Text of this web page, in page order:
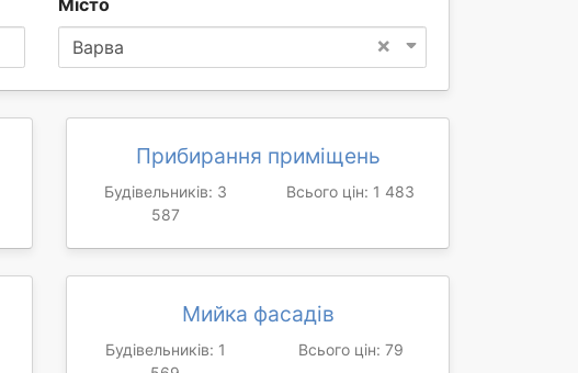
Місто
×
Варва
Прибирання приміщень
Будівельників: 3
587
Всього цін: 1 483
Мийка фасадів
Будівельників: 1
Всього цін: 79